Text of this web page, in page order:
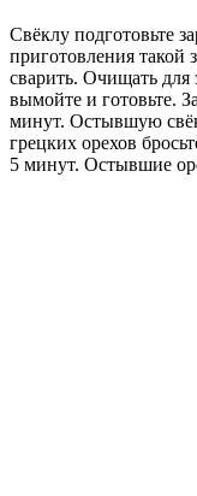
Свёклу подготовьте
приготовления такой
сварить. Очищать
вымойте и готовьте.
минут. Остывшую
грецких орехов
5 минут. Остывшие